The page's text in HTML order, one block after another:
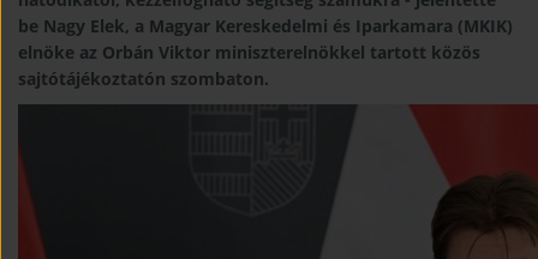
be Nagy Elek, a Magyar Kereskedelmi és Iparkamara (MKIK)
elnöke az Orbán Viktor miniszterelnökkel tartott közös
sajtótájékoztatón szombaton.